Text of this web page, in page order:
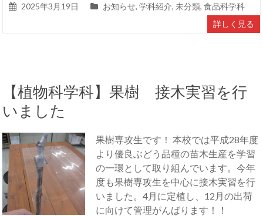
2025年3月19日 お知らせ,学科紹介, 未分類,食品科学科
詳しく見る
【植物科学科】果樹 接木実習を行
いました
果樹専攻生です！ 本校では平成28年度
より優良ぶどう品種の苗木生産を学習
の一環として取り組んでいます。今年
度も果樹専攻生を中心に接木実習を行
いました。4月に定植し、12月の出荷
に向けて管理がんばります！！